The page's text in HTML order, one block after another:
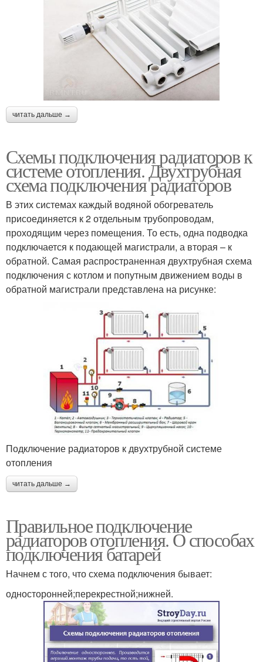
читать дальше →
Схемы подключения радиаторов к
системе отопления. Двухтрубная
схема подключения радиаторов
В этих системах каждый водяной обогреватель
присоединяется к 2 отдельным трубопроводам,
проходящим через помещения. То есть, одна подводка
подключается к подающей магистрали, а вторая – к
обратной. Самая распространенная двухтрубная схема
подключения с котлом и попутным движением воды в
обратной магистрали представлена на рисунке:
Подключение радиаторов к двухтрубной системе
отопления
читать дальше →
Правильное подключение
радиаторов отопления. О способах
подключения батарей
Начнем с того, что схема подключения бывает:
односторонней;перекрестной;нижней.